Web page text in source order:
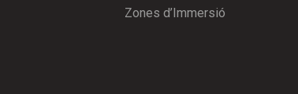
Zones d’Immersió